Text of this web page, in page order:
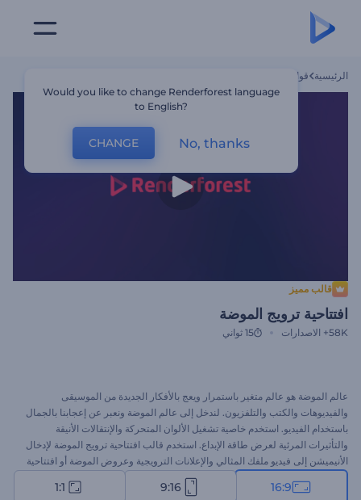
الرئيسية قوالب
قالب مميز
افتتاحية ترويج الموضة
58K+ الاصدارات 15 ثواني
عالم الموضة هو عالم متغير باستمرار ويعج بالأفكار الجديدة من الموسيقى
والفيديوهات والكتب والتلفزيون. لندخل إلى عالم الموضة ونعبر عن إعجابنا بالجمال
باستخدام الفيديو. استخدم خاصية تشغيل الألوان المتحركة والإنتقالات الأنيقة
والتأثيرات المرئية لعرض طاقة الإبداع. استخدم قالب افتتاحية ترويج الموضة لإدخال
الأنيميشن إلى فيديو ملفك المثالي والإعلانات الترويجية وعروض الموضة أو افتتاحية
الشركات أو الأحداث الخاصة والمزيد من المشروعات مع تصميم مستلهم. ارفع
ملفاتك وادخل في عالم الموضة اليوم ودائمًا مجانًا!هذا هو الإصدار 15 ثانية
16:9
9:16
1:1
Would you like to change Renderforest language
to English?
CHANGE No, thanks